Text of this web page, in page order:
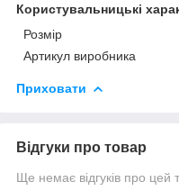
Користувальницькі
Розмір
Артикул виробника
Приховати
Відгуки про товар
Ще немає відгуків про цей